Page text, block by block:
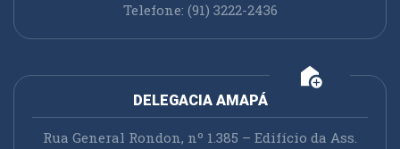
Telefone: (91) 3222-2436
add_home
DELEGACIA AMAPÁ
Rua General Rondon, nº 1.385 – Edifício da Ass.